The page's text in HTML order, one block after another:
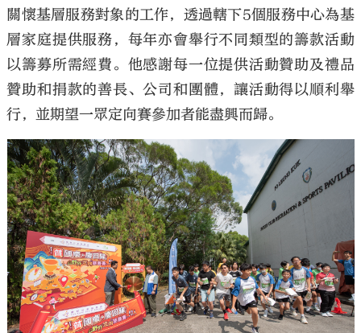
關懷基層服務對象的工作，透過轄下5個服務中心為基
層家庭提供服務，每年亦會舉行不同類型的籌款活動
以籌募所需經費。他感謝每一位提供活動贊助及禮品
贊助和捐款的善長、公司和團體，讓活動得以順利舉
行，並期望一眾定向賽參加者能盡興而歸。